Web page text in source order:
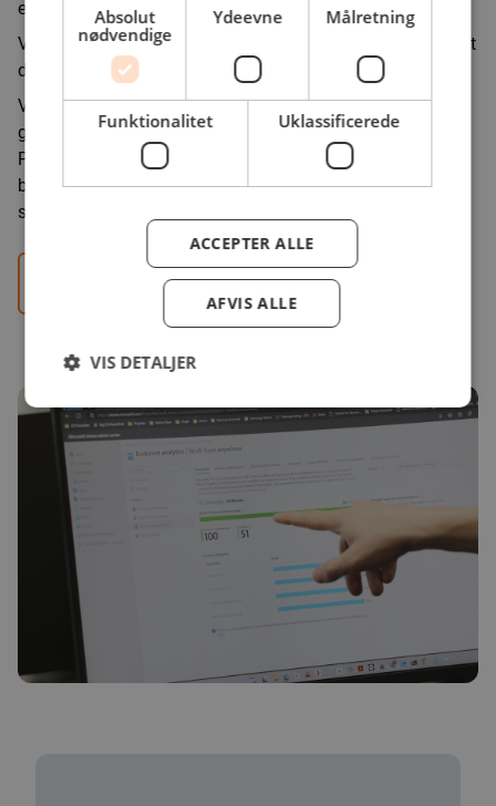
eller en kombination.
Vi tilbyder bl.a. løbende kontrol af din backup, så du ved, at
den altid kan indlæses, hvis behovet opstår.
Vidste du, at Microsoft ikke tager backup af de filer, du
gemmer i skyen i din Microsoft 365, såsom Word, Excel,
PowerPoint og lignende? Derfor har vi lavet en online
backup til erhverv til Microsoft 365 backup løsning, der
sikrer dine filer, hvis uheldet skulle være ude.
Kontroller din backup
Absolut
nødvendige
Ydeevne Målretning
Funktionalitet Uklassificerede
ACCEPTER ALLE
AFVIS ALLE
VIS DETALJER